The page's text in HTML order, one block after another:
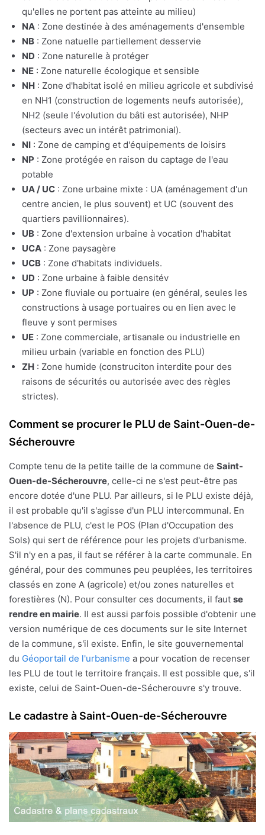
qu'elles ne portent pas atteinte au milieu)
NA : Zone destinée à des aménagements d'ensemble
NB : Zone natuelle partiellement desservie
ND : Zone naturelle à protéger
NE : Zone naturelle écologique et sensible
NH : Zone d'habitat isolé en milieu agricole et subdivisé
en NH1 (construction de logements neufs autorisée),
NH2 (seule l'évolution du bâti est autorisée), NHP
(secteurs avec un intérêt patrimonial).
NI : Zone de camping et d'équipements de loisirs
NP : Zone protégée en raison du captage de l'eau
potable
UA / UC : Zone urbaine mixte : UA (aménagement d'un
centre ancien, le plus souvent) et UC (souvent des
quartiers pavillionnaires).
UB : Zone d'extension urbaine à vocation d'habitat
UCA : Zone paysagère
UCB : Zone d'habitats individuels.
UD : Zone urbaine à faible densitév
UP : Zone fluviale ou portuaire (en général, seules les
constructions à usage portuaires ou en lien avec le
fleuve y sont permises
UE : Zone commerciale, artisanale ou industrielle en
milieu urbain (variable en fonction des PLU)
ZH : Zone humide (construciton interdite pour des
raisons de sécurités ou autorisée avec des règles
strictes).
Comment se procurer le PLU de Saint-Ouen-de-
Sécherouvre
Compte tenu de la petite taille de la commune de Saint-
Ouen-de-Sécherouvre, celle-ci ne s'est peut-être pas
encore dotée d'une PLU. Par ailleurs, si le PLU existe déjà,
il est probable qu'il s'agisse d'un PLU intercommunal. En
l'absence de PLU, c'est le POS (Plan d'Occupation des
Sols) qui sert de référence pour les projets d'urbanisme.
S'il n'y en a pas, il faut se référer à la carte communale. En
général, pour des communes peu peuplées, les territoires
classés en zone A (agricole) et/ou zones naturelles et
forestières (N). Pour consulter ces documents, il faut se
rendre en mairie. Il est aussi parfois possible d'obtenir une
version numérique de ces documents sur le site Internet
de la commune, s'il existe. Enfin, le site gouvernemental
du Géoportail de l'urbanisme a pour vocation de recenser
les PLU de tout le territoire français. Il est possible que, s'il
existe, celui de Saint-Ouen-de-Sécherouvre s'y trouve.
Le cadastre à Saint-Ouen-de-Sécherouvre